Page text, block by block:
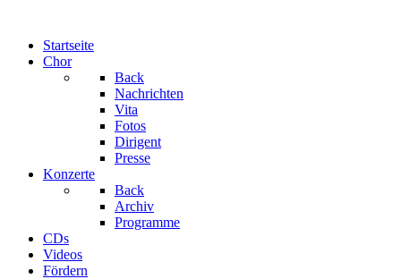
Startseite
Chor
Back
Nachrichten
Vita
Fotos
Dirigent
Presse
Konzerte
Back
Archiv
Programme
CDs
Videos
Fördern